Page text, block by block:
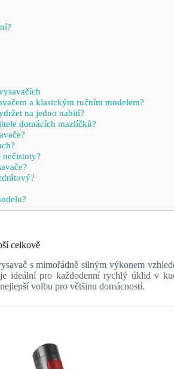
a klasickým ručním modelem?
na jedno nabití?
domácích mazlíčků?
celkově
s mimořádně silným výkonem
ideální pro každodenní rychlý úklid v
volbu pro většinu domácností.